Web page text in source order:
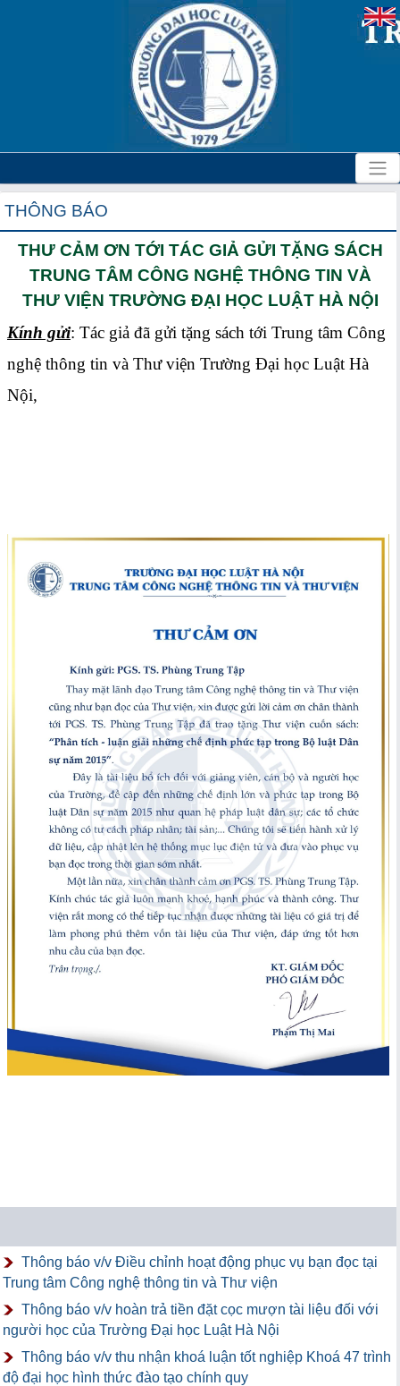
THÔNG BÁO
THƯ CẢM ƠN TỚI TÁC GIẢ GỬI TẶNG SÁCH
TRUNG TÂM CÔNG NGHỆ THÔNG TIN VÀ
THƯ VIỆN TRƯỜNG ĐẠI HỌC LUẬT HÀ NỘI
Kính gửi: Tác giả đã gửi tặng sách tới Trung tâm Công
nghệ thông tin và Thư viện Trường Đại học Luật Hà
Nội,
Thông báo v/v Điều chỉnh hoạt động phục vụ bạn đọc tại
Trung tâm Công nghệ thông tin và Thư viện
Thông báo v/v hoàn trả tiền đặt cọc mượn tài liệu đối với
người học của Trường Đại học Luật Hà Nội
Thông báo v/v thu nhận khoá luận tốt nghiệp Khoá 47 trình
độ đại học hình thức đào tạo chính quy